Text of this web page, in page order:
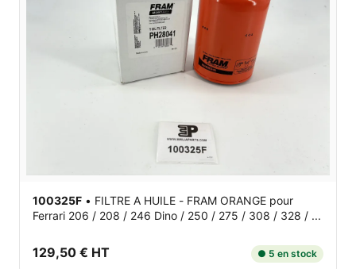
100325F • FILTRE A HUILE - FRAM ORANGE pour
Ferrari 206 / 208 / 246 Dino / 250 / 275 / 308 / 328 / ...
129,50 € HT ● 5 en stock